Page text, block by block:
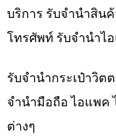
บริการ รับจำนำสิน
โทรศัพท์ รับจำนำไ
รับจำนำกระเป๋าวิต
จำนำมือถือ ไอแพค
ต่างๆ